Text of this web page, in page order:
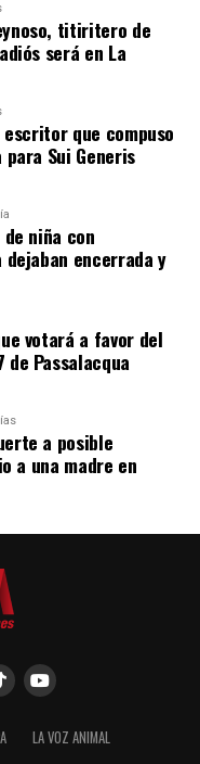
titiritero de
será en La
que compuso
Sui Generis
niña con
dejaban encerrada y
votará a favor del
de Passalacqua
a posible
a una madre en
LA VOZ ANIMAL